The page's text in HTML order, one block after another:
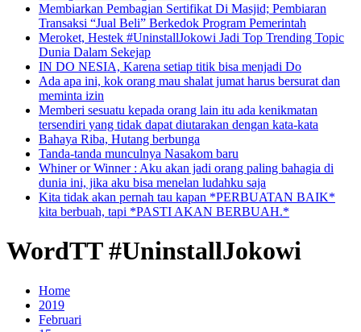
Membiarkan Pembagian Sertifikat Di Masjid; Pembiaran
Transaksi “Jual Beli” Berkedok Program Pemerintah
Meroket, Hestek #UninstallJokowi Jadi Top Trending Topic
Dunia Dalam Sekejap
IN DO NESIA, Karena setiap titik bisa menjadi Do
Ada apa ini, kok orang mau shalat jumat harus bersurat dan
meminta izin
Memberi sesuatu kepada orang lain itu ada kenikmatan
tersendiri yang tidak dapat diutarakan dengan kata-kata
Bahaya Riba, Hutang berbunga
Tanda-tanda munculnya Nasakom baru
Whiner or Winner : Aku akan jadi orang paling bahagia di
dunia ini, jika aku bisa menelan ludahku saja
Kita tidak akan pernah tau kapan *PERBUATAN BAIK*
kita berbuah, tapi *PASTI AKAN BERBUAH.*
WordTT #UninstallJokowi
Home
2019
Februari